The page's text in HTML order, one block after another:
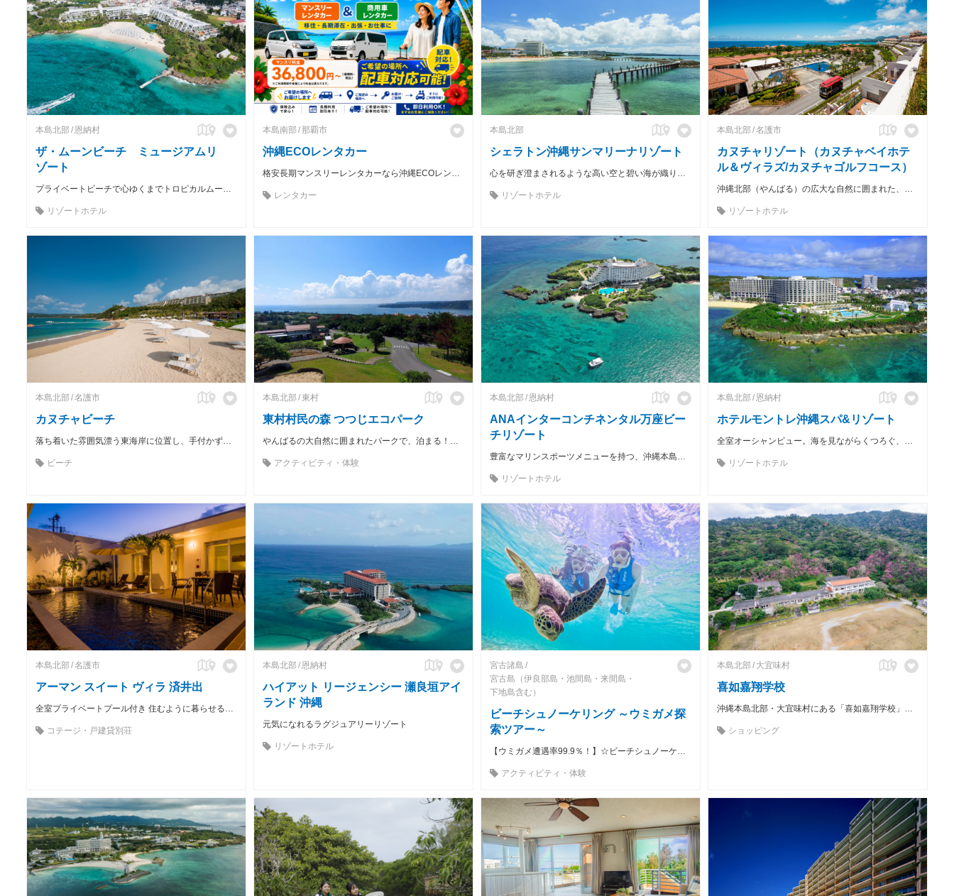
本島北部 恩納村
ザ・ムーンビーチ ミュージアムリ
ゾート
プライベートビーチで心ゆくまでトロピカルムードを満喫。
リゾートホテル
本島南部 那覇市
沖縄ECOレンタカー
格安長期マンスリーレンタカーなら沖縄ECOレンタカーへ♪ 軽自動車からミニバン、商用車までお手頃価格でご利用いただけます。配車サービスも行っておりますので、地元のお客様はもちろん、沖縄を訪れるご旅行の方や、お仕事の方へ快適な移動手段を提供致します。
レンタカー
本島北部
シェラトン沖縄サンマリーナリゾート
心を研ぎ澄まされるような高い空と碧い海が織り成す極上の休日を贈ります
リゾートホテル
本島北部 名護市
カヌチャリゾート（カヌチャベイホテ
ル＆ヴィラズ/カヌチャゴルフコース）
沖縄北部（やんばる）の広大な自然に囲まれた、訪れる人々それぞれの「心の楽園」
リゾートホテル
本島北部 名護市
カヌチャビーチ
落ち着いた雰囲気漂う東海岸に位置し、手付かずの自然が残るビーチ。 オーシャンパークなどの遊具や、マリンアクティビティも充実しています。
ビーチ
本島北部 東村
東村村民の森 つつじエコパーク
やんばるの大自然に囲まれたパークで、泊まる！遊ぶ！学ぶ！
アクティビティ・体験
本島北部 恩納村
ANAインターコンチネンタル万座ビー
チリゾート
豊富なマリンスポーツメニューを持つ、沖縄本島有数の極上リゾート。
リゾートホテル
本島北部 恩納村
ホテルモントレ沖縄スパ&リゾート
全室オーシャンビュー。海を見ながらくつろぐ、リゾートならではの解放感！
リゾートホテル
本島北部 名護市
アーマン スイート ヴィラ 済井出
全室プライベートプール付き 住むように暮らせるヴィラタイプ型別荘
コテージ・戸建貸別荘
本島北部 恩納村
ハイアット リージェンシー 瀬良垣アイ
ランド 沖縄
元気になれるラグジュアリーリゾート
リゾートホテル
宮古諸島
宮古島（伊良部島・池間島・来間島・
下地島含む）
ビーチシュノーケリング ～ウミガメ探
索ツアー～
【ウミガメ遭遇率99.9％！】☆ビーチシュノーケリング ～ウミガメ探索ツアー～☆ ウミガメ探しの大冒険へ！水中撮影無料♪のプラン詳細
アクティビティ・体験
本島北部 大宜味村
喜如嘉翔学校
沖縄本島北部・大宜味村にある「喜如嘉翔学校」は、 かつて小学校として使われていた校舎を活用した複合施設です。 現在は、宿泊施設を中心に、カフェ、工藝店、本屋、体験プログラム、 イベントスペースなどが集まり、地域と旅人が出会う場として開かれています。
ショッピング